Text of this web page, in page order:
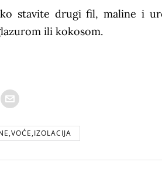
stavite drugi fil, maline i
ili kokosom.